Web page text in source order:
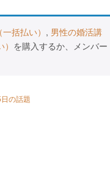
括払い） , 男性の婚活講
を購入するか、メンバー
の話題